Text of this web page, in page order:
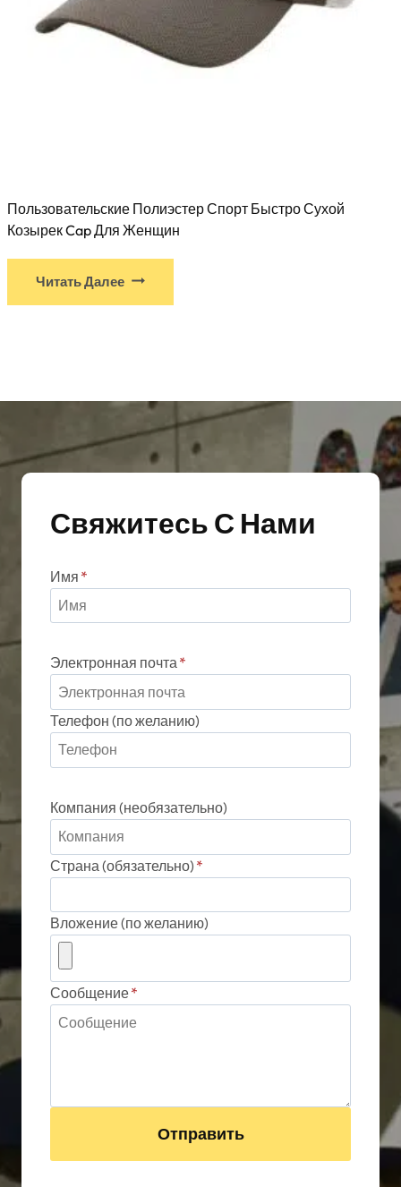
Пользовательские Полиэстер Спорт Быстро Сухой
Козырек Cap Для Женщин
Читать Далее
Свяжитесь С Нами
Имя *
Электронная почта*
Телефон (по желанию)
Компания (необязательно)
Страна (обязательно) *
Вложение (по желанию)
Сообщение*
Отправить